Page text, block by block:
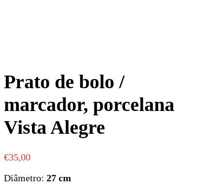
Prato de bolo /
marcador, porcelana
Vista Alegre
€35,00
Diâmetro: 27 cm